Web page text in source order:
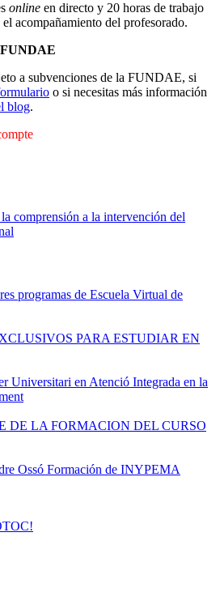
online en directo y 20 horas de trabajo
acompañamiento del profesorado.
a subvenciones de la FUNDAE, si
o si necesitas más información
blog.
comprensión a la intervención del
programas de Escuela Virtual de
PARA ESTUDIAR EN
Universitari en Atenció Integrada en la
DE LA FORMACION DEL CURSO
Ossó Formación de INYPEMA